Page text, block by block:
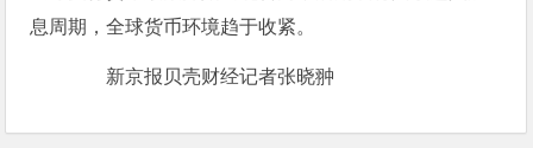
息周期，全球货币环境趋于收紧。
新京报贝壳财经记者张晓翀